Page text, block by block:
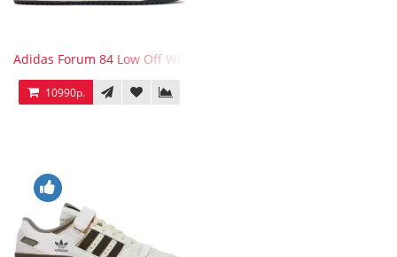
Adidas Forum 84 Low Off White Collegiate Navy
10990р.